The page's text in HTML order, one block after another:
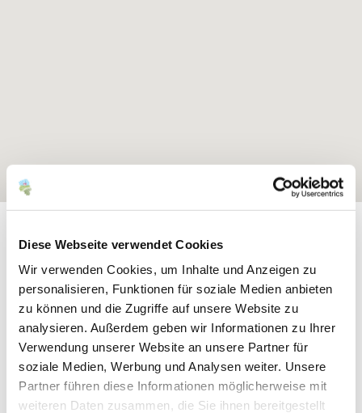
Diese Webseite verwendet Cookies
Wir verwenden Cookies, um Inhalte und Anzeigen zu
personalisieren, Funktionen für soziale Medien anbieten
zu können und die Zugriffe auf unsere Website zu
analysieren. Außerdem geben wir Informationen zu Ihrer
Verwendung unserer Website an unsere Partner für
soziale Medien, Werbung und Analysen weiter. Unsere
Partner führen diese Informationen möglicherweise mit
weiteren Daten zusammen, die Sie ihnen bereitgestellt